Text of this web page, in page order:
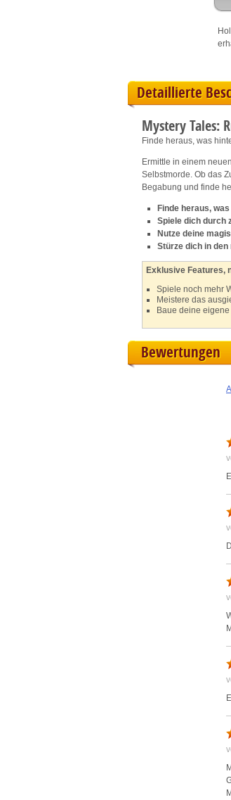
Detaillierte
Mystery Tales:
Finde heraus, was
Ermittle in einem
Selbstmorde. Ob das
Begabung und finde
Finde heraus,
Spiele dich durch
Nutze deine
Stürze dich in
Exklusive Features,
Spiele noch mehr
Meistere das
Baue deine
Bewertungen